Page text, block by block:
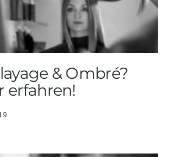
& Ombré?
erfahren!